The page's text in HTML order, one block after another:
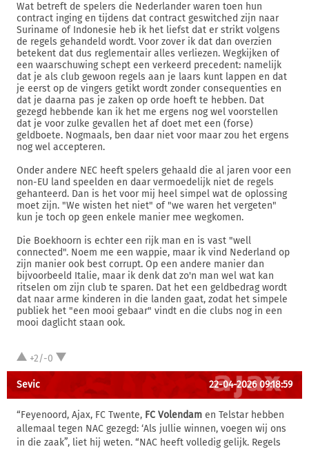
Wat betreft de spelers die Nederlander waren toen hun
contract inging en tijdens dat contract geswitched zijn naar
Suriname of Indonesie heb ik het liefst dat er strikt volgens
de regels gehandeld wordt. Voor zover ik dat dan overzien
betekent dat dus reglementair alles verliezen. Wegkijken of
een waarschuwing schept een verkeerd precedent: namelijk
dat je als club gewoon regels aan je laars kunt lappen en dat
je eerst op de vingers getikt wordt zonder consequenties en
dat je daarna pas je zaken op orde hoeft te hebben. Dat
gezegd hebbende kan ik het me ergens nog wel voorstellen
dat je voor zulke gevallen het af doet met een (forse)
geldboete. Nogmaals, ben daar niet voor maar zou het ergens
nog wel accepteren.
Onder andere NEC heeft spelers gehaald die al jaren voor een
non-EU land speelden en daar vermoedelijk niet de regels
gehanteerd. Dan is het voor mij heel simpel wat de oplossing
moet zijn. "We wisten het niet" of "we waren het vergeten"
kun je toch op geen enkele manier mee wegkomen.
Die Boekhoorn is echter een rijk man en is vast "well
connected". Noem me een wappie, maar ik vind Nederland op
zijn manier ook best corrupt. Op een andere manier dan
bijvoorbeeld Italie, maar ik denk dat zo'n man wel wat kan
ritselen om zijn club te sparen. Dat het een geldbedrag wordt
dat naar arme kinderen in die landen gaat, zodat het simpele
publiek het "een mooi gebaar" vindt en die clubs nog in een
mooi daglicht staan ook.
+2/-0
Sevic 22-04-2026 09:18:59
“Feyenoord, Ajax, FC Twente, FC Volendam en Telstar hebben
allemaal tegen NAC gezegd: ‘Als jullie winnen, voegen wij ons
in die zaak”, liet hij weten. “NAC heeft volledig gelijk. Regels